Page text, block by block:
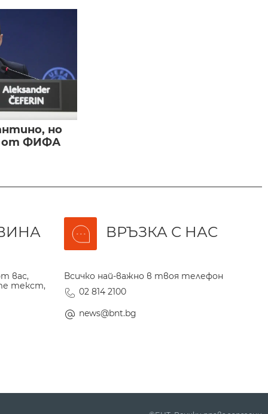
но
от ФИФА
вас,
текст,
ВРЪЗКА С НАС
Всичко най-важно в твоя телефон
02 814 2100
news@bnt.bg